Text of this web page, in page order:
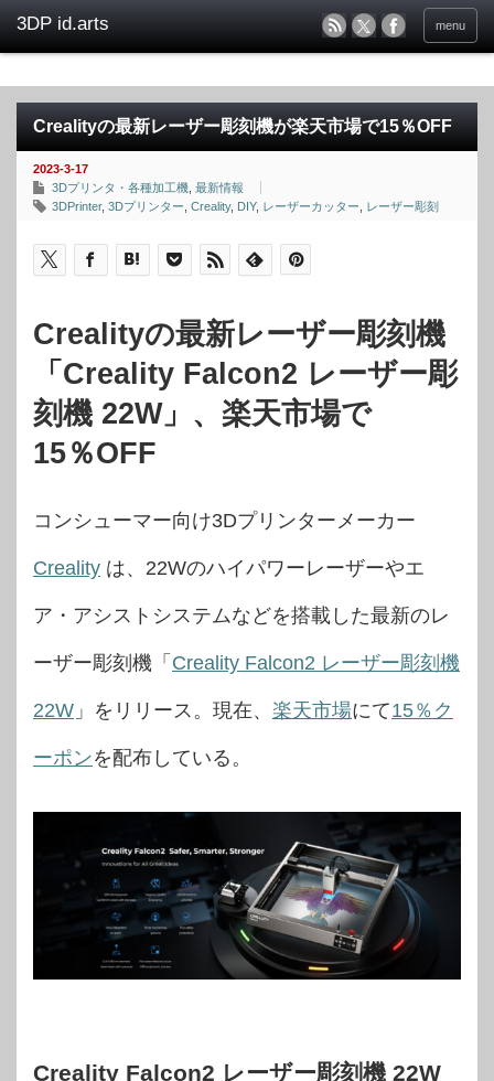
menu
Crealityの最新レーザー彫刻機が楽天市場で15％OFF
2023-3-17
3Dプリンタ・各種加工機 最新情報
3DPrinter, 3Dプリンター Creality, DIY, レーザーカッター レーザー彫刻
Crealityの最新レーザー彫刻機
「Creality Falcon2 レーザー彫
刻機 22W」、楽天市場で
15％OFF
コンシューマー向け3Dプリンターメーカー
Creality は、22Wのハイパワーレーザーやエ
ア・アシストシステムなどを搭載した最新のレ
ーザー彫刻機「 Creality Falcon2 レーザー彫刻機
22W 」をリリース。現在、 楽天市場にて15％ク
ーポンを配布している。
Creality Falcon2 レーザー彫刻機 22W